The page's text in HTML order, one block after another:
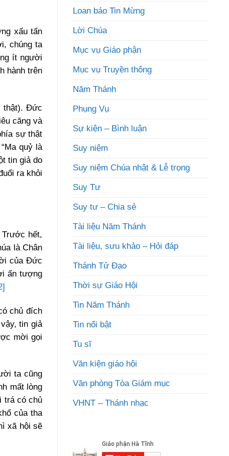
xấu tấn
chúng ta
ít người
hành trên
thật). Đức
căng và
sự thật
quỷ là
tin giả do
ra khỏi
hết,
là Chân
của Đức
ấn tượng
chủ đích
tin giả
mời gọi
ta cũng
mất lòng
trá có chủ
của tha
xã hội sẽ
Loan báo Tin Mừng
Lời Chúa
Mục vụ Giáo phận
Mục vụ Truyền thông
Năm Thánh
Phụng Vụ
Sự kiện – Bình luận
Suy niệm
Suy niệm Chúa nhật & Lễ trọng
Suy Tư
Suy tư – Chia sẻ
Tài liệu Năm Thánh
Tài liệu, sưu khảo – Hỏi đáp
Thánh Tử Đạo
Thời sự Giáo Hội
Tin Năm Thánh
Tin nổi bật
Tu sĩ
Văn kiện giáo hội
Văn phòng Tòa Giám mục
VHNT – Thánh nhạc